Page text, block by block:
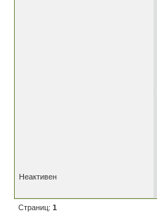
Неактивен
Страниц: 1